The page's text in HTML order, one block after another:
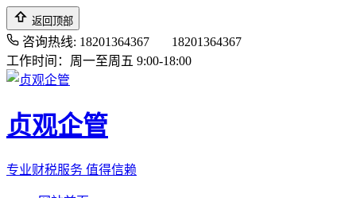
返回顶部
咨询热线: 18201364367
18201364367
工作时间：周一至周五 9:00-18:00
贞观企管
专业财税服务 值得信赖